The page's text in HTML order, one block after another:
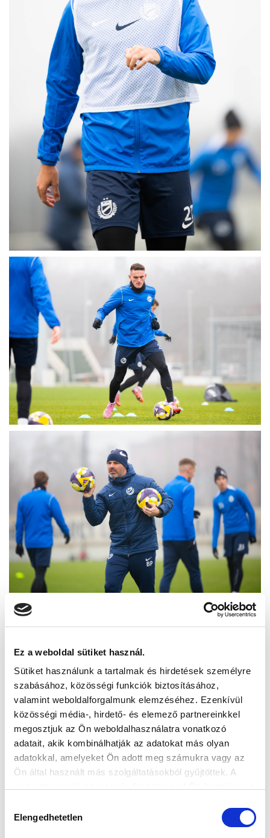
Ez a weboldal sütiket használ.
Sütiket használunk a tartalmak és hirdetések személyre
szabásához, közösségi funkciók biztosításához,
valamint weboldalforgalmunk elemzéséhez. Ezenkívül
közösségi média-, hirdető- és elemező partnereinkkel
megosztjuk az Ön weboldalhasználatra vonatkozó
adatait, akik kombinálhatják az adatokat más olyan
adatokkal, amelyeket Ön adott meg számukra vagy az
Ön által használt más szolgáltatásokból gyűjtöttek. A
kiválasztása
Elengedhetetlen